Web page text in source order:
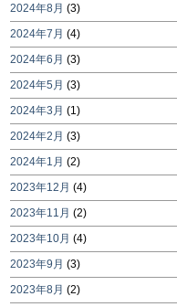
2024年8月 (3)
2024年7月 (4)
2024年6月 (3)
2024年5月 (3)
2024年3月 (1)
2024年2月 (3)
2024年1月 (2)
2023年12月 (4)
2023年11月 (2)
2023年10月 (4)
2023年9月 (3)
2023年8月 (2)